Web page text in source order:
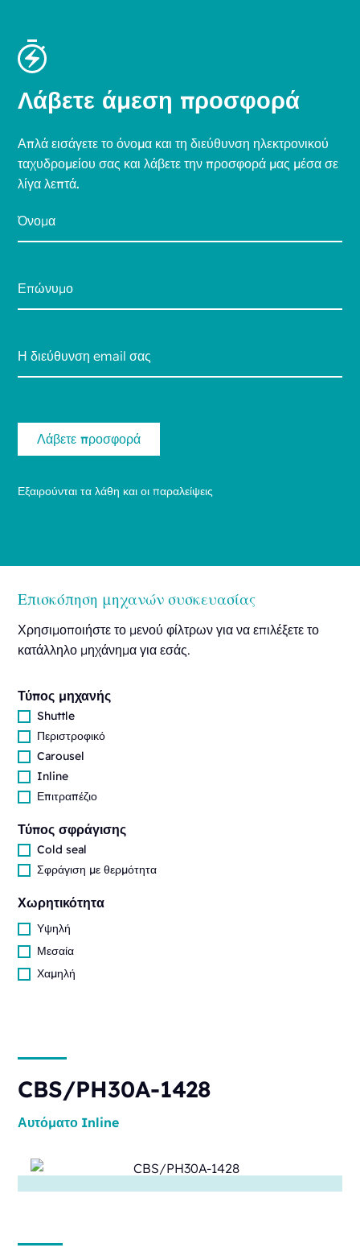
Λάβετε άμεση προσφορά
Απλά εισάγετε το όνομα και τη διεύθυνση ηλεκτρονικού
ταχυδρομείου σας και λάβετε την προσφορά μας μέσα σε
λίγα λεπτά.
Εξαιρούνται τα λάθη και οι παραλείψεις
Επισκόπηση μηχανών συσκευασίας
Χρησιμοποιήστε το μενού φίλτρων για να επιλέξετε το
κατάλληλο μηχάνημα για εσάς.
Τύπος μηχανής
Shuttle
Περιστροφικό
Carousel
Inline
Επιτραπέζιο
Τύπος σφράγισης
Cold seal
Σφράγιση με θερμότητα
Χωρητικότητα
Υψηλή
Μεσαία
Χαμηλή
CBS/PH30A-1428
Αυτόματο Inline